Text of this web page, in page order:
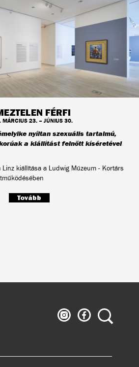
FÉRFI
23. – JÚNIUS 30.
nyíltan szexuális tartalmú,
a kiállítást felnőtt kíséretével
Linz kiállítása a Ludwig Múzeum - Kortárs
Tovább
Ludwig
Múzeum
Ludwig
Múzeum
Keresés